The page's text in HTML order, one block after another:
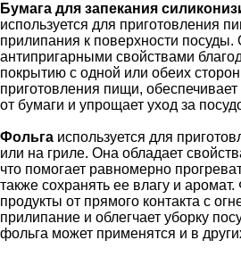
Бумага для запекания
используется для приготовления
прилипания к поверхности посуды.
антипригарными свойствами
покрытию с одной или обеих
приготовления пищи, обеспечивает
от бумаги и упрощает уход за
Фольга используется для
или на гриле. Она обладает
что помогает равномерно
также сохранять ее влагу и
продукты от прямого контакта с
прилипание и облегчает уборку
фольга может применятся и в